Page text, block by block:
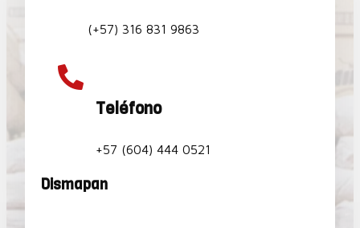
(+57) 316 831 9863

Teléfono
+57 (604) 444 0521
Dismapan